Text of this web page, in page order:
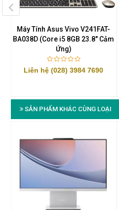
Máy Tính Asus Vivo V241FAT-
BA038D (Core i5 8GB 23.8" Cảm
Ứng)
Liên hệ (028) 3984 7690
SẢN PHẨM KHÁC CÙNG LOẠI